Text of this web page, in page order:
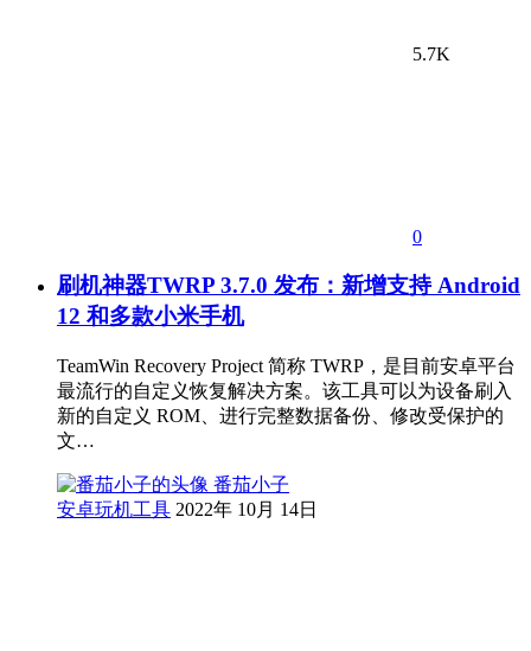
5.7K
0
刷机神器TWRP 3.7.0 发布：新增支持 Android
12 和多款小米手机
TeamWin Recovery Project 简称 TWRP，是目前安卓平台
最流行的自定义恢复解决方案。该工具可以为设备刷入
新的自定义 ROM、进行完整数据备份、修改受保护的
文…
番茄小子
安卓玩机工具 2022年 10月 14日